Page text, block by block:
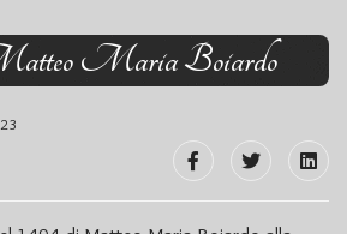
Maria Boiardo